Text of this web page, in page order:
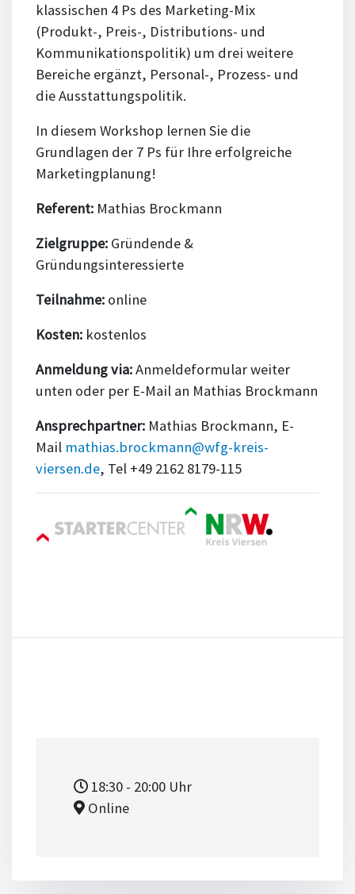
klassischen 4 Ps des Marketing-Mix
(Produkt-, Preis-, Distributions- und
Kommunikationspolitik) um drei weitere
Bereiche ergänzt, Personal-, Prozess- und
die Ausstattungspolitik.
In diesem Workshop lernen Sie die
Grundlagen der 7 Ps für Ihre erfolgreiche
Marketingplanung!
Referent: Mathias Brockmann
Zielgruppe: Gründende &
Gründungsinteressierte
Teilnahme: online
Kosten: kostenlos
Anmeldung via:Anmeldeformular weiter
unten oder per E-Mail an Mathias Brockmann
Ansprechpartner: Mathias Brockmann, E-
Mail mathias.brockmann@wfg-kreis-
viersen.de, Tel +49 2162 8179-115
18:30 - 20:00 Uhr
Online